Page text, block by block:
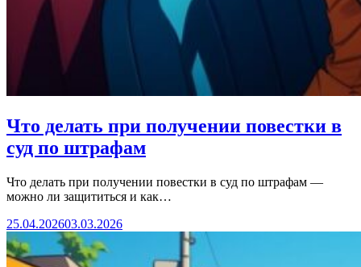
Что делать при получении повестки в
суд по штрафам
Что делать при получении повестки в суд по штрафам —
можно ли защититься и как…
25.04.202603.03.2026